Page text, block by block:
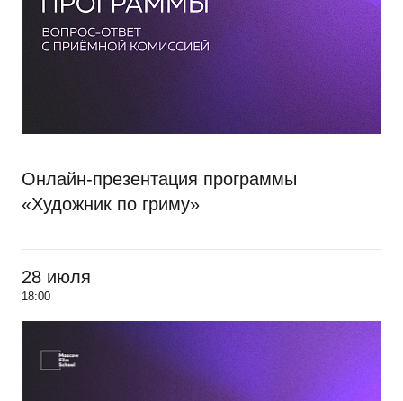
Онлайн-презентация программы
«Художник по гриму»
28 июля
18:00